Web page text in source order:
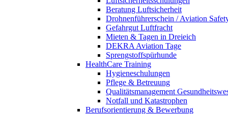
Beratung Luftsicherheit
Drohnenführerschein / Aviation
Gefahrgut Luftfracht
Mieten & Tagen in Dreieich
DEKRA Aviation Tage
Sprengstoffspürhunde
HealthCare Training
Hygieneschulungen
Pflege & Betreuung
Qualitätsmanagement
Notfall und Katastrophen
Berufsorientierung & Bewerbung